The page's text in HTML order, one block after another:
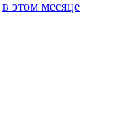
в этом месяце